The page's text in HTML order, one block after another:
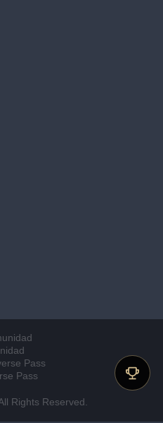
Pass
Pass
Rights Reserved.